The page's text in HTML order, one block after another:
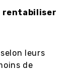
rentabiliser
leurs
de